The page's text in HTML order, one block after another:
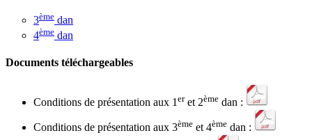
3ème dan
4ème dan
Documents téléchargeables
Conditions de présentation aux 1eret 2ème dan :
Conditions de présentation aux 3ème et 4ème dan :